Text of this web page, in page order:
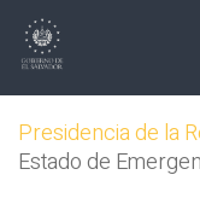
Presidencia de la
Estado de